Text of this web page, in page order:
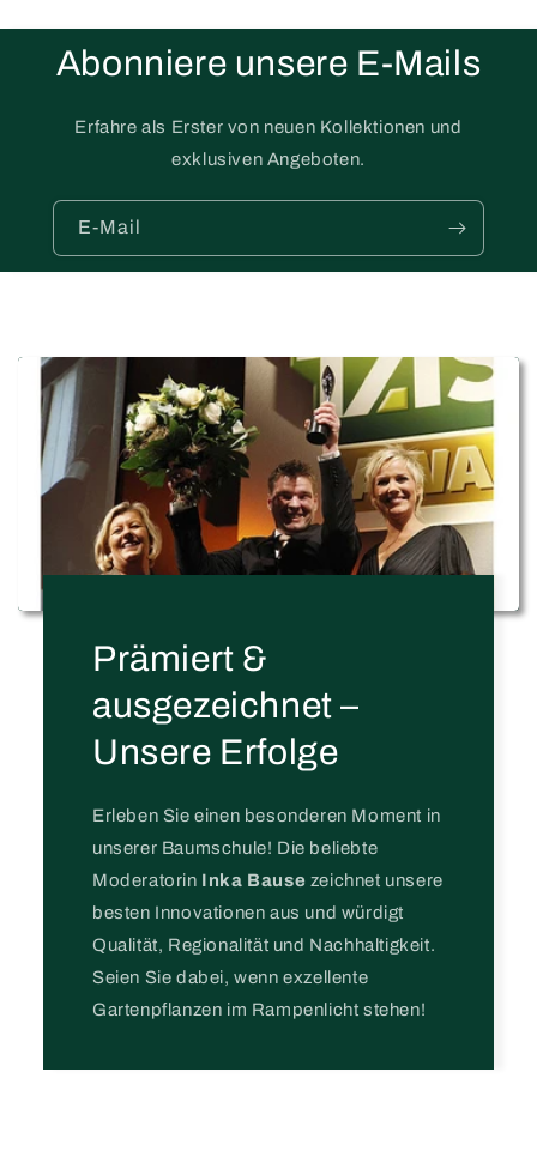
Abonniere unsere E-Mails
Erfahre als Erster von neuen Kollektionen und
exklusiven Angeboten.
E-Mail
Prämiert &
ausgezeichnet –
Unsere Erfolge
Erleben Sie einen besonderen Moment in
unserer Baumschule! Die beliebte
Moderatorin Inka Bause zeichnet unsere
besten Innovationen aus und würdigt
Qualität, Regionalität und Nachhaltigkeit.
Seien Sie dabei, wenn exzellente
Gartenpflanzen im Rampenlicht stehen!